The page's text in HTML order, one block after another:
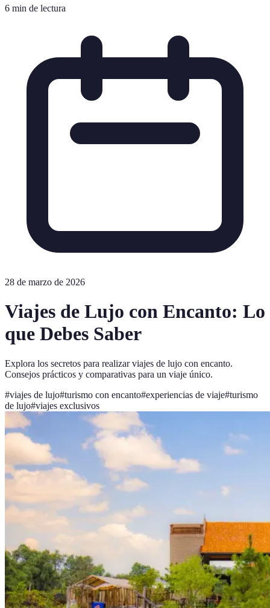
6 min de lectura
28 de marzo de 2026
Viajes de Lujo con Encanto: Lo
que Debes Saber
Explora los secretos para realizar viajes de lujo con encanto.
Consejos prácticos y comparativas para un viaje único.
#viajes de lujo#turismo con encanto#experiencias de viaje#turismo
de lujo#viajes exclusivos